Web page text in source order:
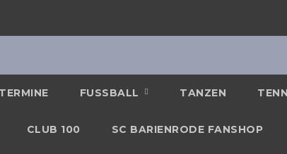
TERMINE FUSSBALL TANZEN
CLUB 100 SC BARIENRODE FANSHOP